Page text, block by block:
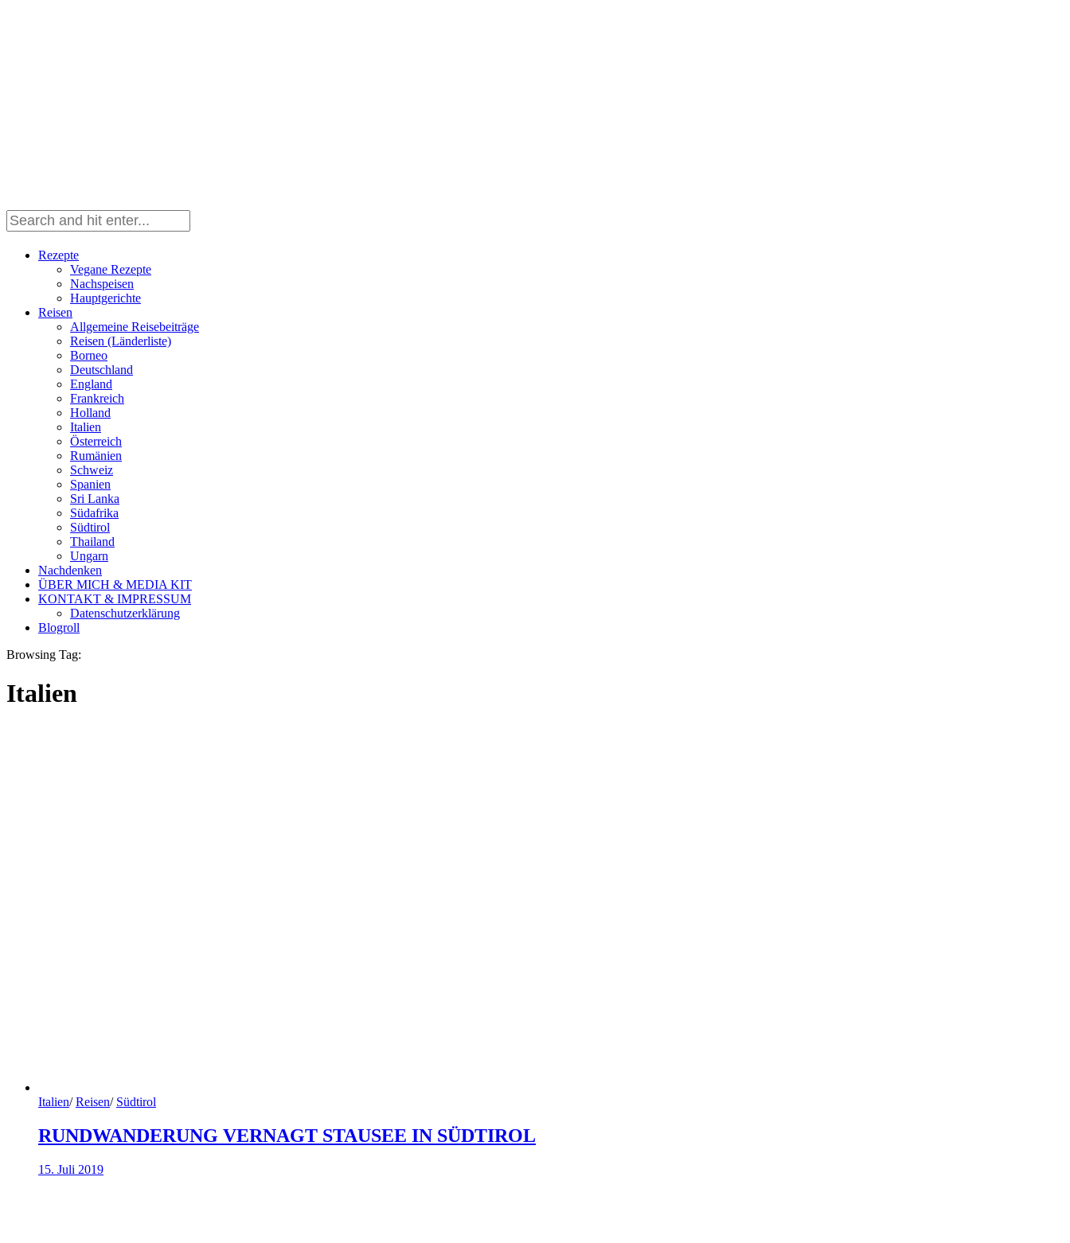
Rezepte
Vegane Rezepte
Nachspeisen
Hauptgerichte
Reisen
Allgemeine Reisebeiträge
Reisen (Länderliste)
Borneo
Deutschland
England
Frankreich
Holland
Italien
Österreich
Rumänien
Schweiz
Spanien
Sri Lanka
Südafrika
Südtirol
Thailand
Ungarn
Nachdenken
ÜBER MICH & MEDIA KIT
KONTAKT & IMPRESSUM
Datenschutzerklärung
Blogroll
Browsing Tag:
Italien
Italien/ Reisen/ Südtirol
RUNDWANDERUNG VERNAGT STAUSEE IN SÜDTIROL
15. Juli 2019